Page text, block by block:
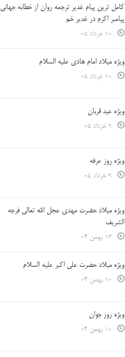
کامل ترین پیام غدیر ترجمه روان از خطابه جهانی
پیامبر اکرم در غدیر خم
ویژه میلاد امام هادی علیه السلام
ویژه عید قربان
ویژه روز عرفه
ویژه میلاد حضرت مهدی عجل الله تعالی فرجه
الشريف
ویژه میلاد حضرت علی اکبر علیه السلام
ویژه روز جوان